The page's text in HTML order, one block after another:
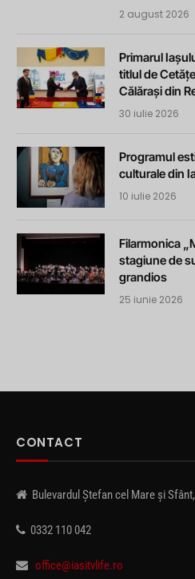
2 august 2026
Primarul
titlul de
Călărași din
30 iulie 2026
Programul
culturale din
10 iulie 2026
Filarmonica
stagiune de
grandios
25 iunie 2026
CONTACT
Bulevardul Ștefan cel Mare și
0332 110 042
office@iasitvlife.ro